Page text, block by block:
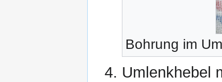
Bohrung im
Umlenkhebel